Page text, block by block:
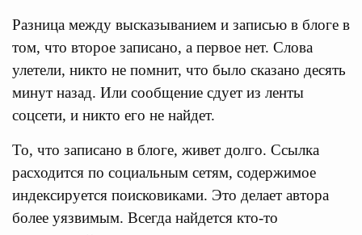
Разница между высказыванием и записью в блоге в
том, что второе записано, а первое нет. Слова
улетели, никто не помнит, что было сказано десять
минут назад. Или сообщение сдует из ленты
соцсети, и никто его не найдет.
То, что записано в блоге, живет долго. Ссылка
расходится по социальным сетям, содержимое
индексируется поисковиками. Это делает автора
более уязвимым. Всегда найдется кто-то